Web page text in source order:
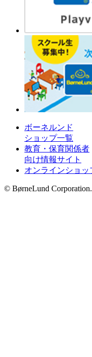
ボーネルンド
ショップ一覧
教育・保育関係者
向け情報サイト
オンラインショッ
© BørneLund